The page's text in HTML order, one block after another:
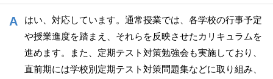
はい、対応しています。通常授業では、各学校の行事予定
や授業進度を踏まえ、それらを反映させたカリキュラムを
進めます。また、定期テスト対策勉強会も実施しており、
直前期には学校別定期テスト対策問題集などに取り組み、